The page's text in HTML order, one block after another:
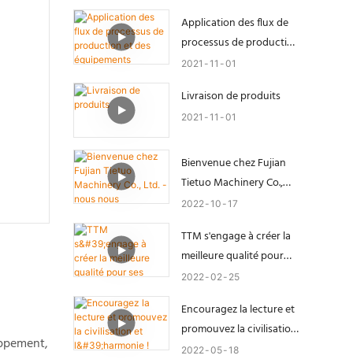
d'enrobage.
Application des flux de
processus de production
et des équipements
2021 11 01
Livraison de produits
2021 11 01
Bienvenue chez Fujian
Tietuo Machinery Co.,
Ltd. - nous nous
arrivée !
2022 10 17
TTM s'engage à créer la
meilleure qualité pour
ses clients.
2022 02 25
Encouragez la lecture et
promouvez la civilisation
et l'harmonie !
2022 05 18